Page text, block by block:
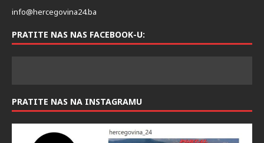
info@hercegovina24.ba
PRATITE NAS NAS FACEBOOK-U:
PRATITE NAS NA INSTAGRAMU